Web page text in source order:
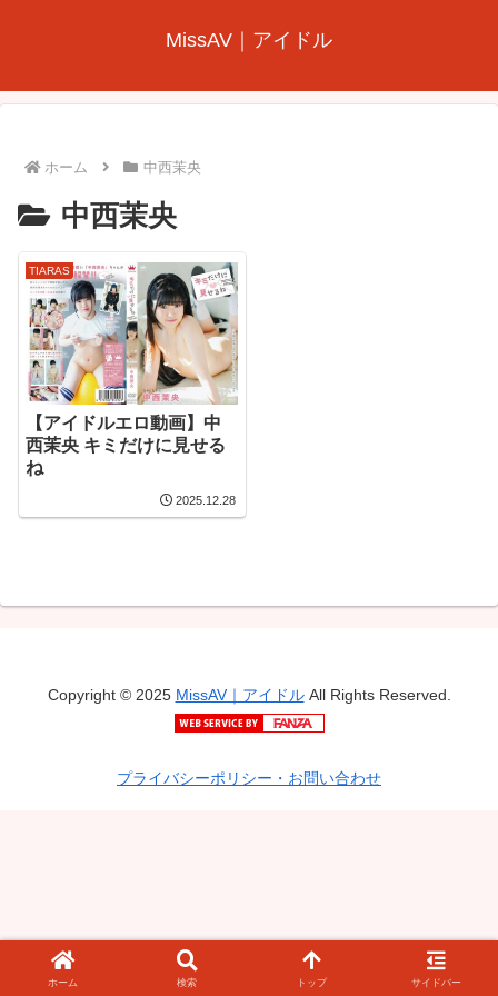
MissAV｜アイドル
ホーム 中西茉央
中西茉央
TIARAS
【アイドルエロ動画】中
西茉央 キミだけに見せる
ね
2025.12.28
Copyright © 2025 MissAV｜アイドルAll Rights Reserved.
プライバシーポリシー・お問い合わせ
ホーム 検索 トップ サイドバー